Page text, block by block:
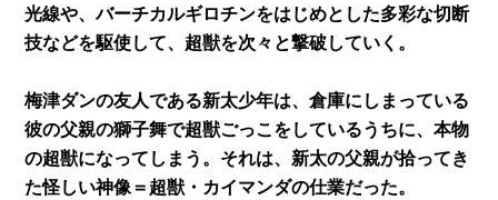
光線や、バーチカルギロチンをはじめとした多彩な切断
技などを駆使して、超獣を次々と撃破していく。
梅津ダンの友人である新太少年は、倉庫にしまっている
彼の父親の獅子舞で超獣ごっこをしているうちに、本物
の超獣になってしまう。それは、新太の父親が拾ってき
た怪しい神像＝超獣・カイマンダの仕業だった。